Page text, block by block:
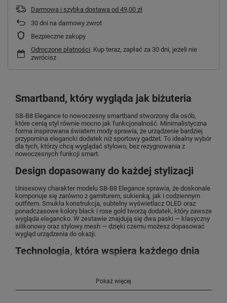
Darmowa i szybka dostawa od 49,00 zł
30 dni na darmowy zwrot
Bezpieczne zakupy
Odroczone płatności. Kup teraz, zapłać za 30 dni, jeżeli nie
zwrócisz
Smartband, który wygląda jak biżuteria
SB-B8 Elegance to nowoczesny smartband stworzony dla osób,
które cenią styl równie mocno jak funkcjonalność. Minimalistyczna
forma inspirowana światem mody sprawia, że urządzenie bardziej
przypomina elegancki dodatek niż sportowy gadżet. To idealny wybór
dla tych, którzy chcą wyglądać stylowo, bez rezygnowania z
nowoczesnych funkcji smart.
Design dopasowany do każdej stylizacji
Unisexowy charakter modelu SB-B8 Elegance sprawia, że doskonale
komponuje się zarówno z garniturem, sukienką, jak i codziennym
outfitem. Smukła konstrukcja, subtelny wyświetlacz OLED oraz
ponadczasowe kolory black i rose gold tworzą dodatek, który zawsze
wygląda elegancko. W zestawie znajdują się dwa paski — klasyczny
silikonowy oraz stylowy mesh — dzięki czemu możesz dopasować
wygląd urządzenia do okazji.
Technologia, która wspiera każdego dnia
Smartband oferuje pomiar tętna, natlenienia krwi, monitorowanie
snu, poziomu stresu oraz HRV — wskaźnika regeneracji i kondycji
Pokaż więcej